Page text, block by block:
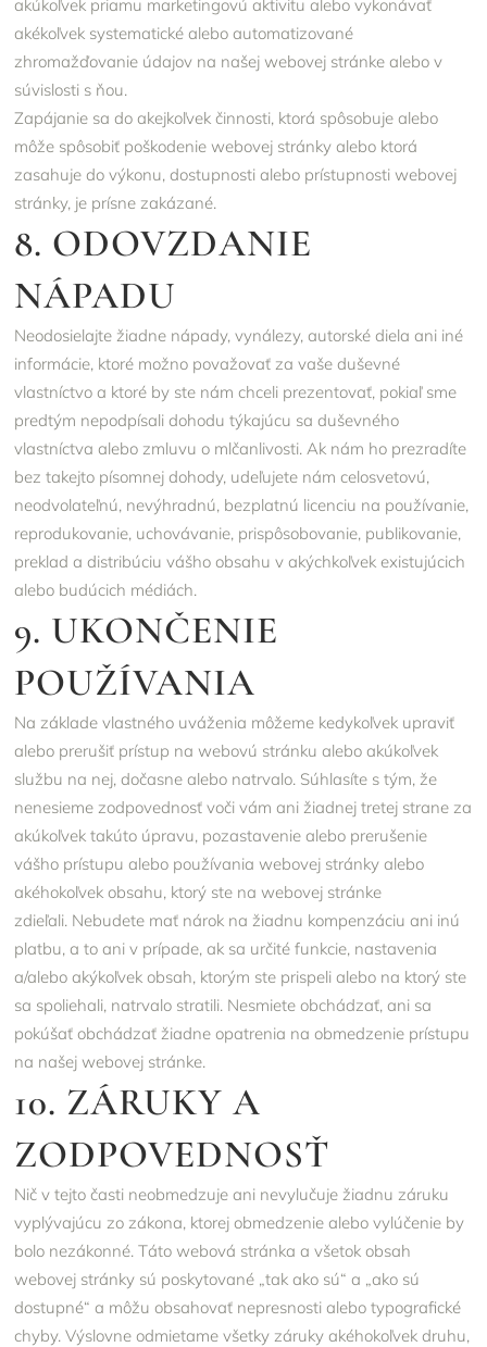
akúkoľvek priamu marketingovú aktivitu alebo vykonávať
akékoľvek systematické alebo automatizované
zhromažďovanie údajov na našej webovej stránke alebo v
súvislosti s ňou.
Zapájanie sa do akejkoľvek činnosti, ktorá spôsobuje alebo
môže spôsobiť poškodenie webovej stránky alebo ktorá
zasahuje do výkonu, dostupnosti alebo prístupnosti webovej
stránky, je prísne zakázané.
8. ODOVZDANIE
NÁPADU
Neodosielajte žiadne nápady, vynálezy, autorské diela ani iné
informácie, ktoré možno považovať za vaše duševné
vlastníctvo a ktoré by ste nám chceli prezentovať, pokiaľ sme
predtým nepodpísali dohodu týkajúcu sa duševného
vlastníctva alebo zmluvu o mlčanlivosti. Ak nám ho prezradíte
bez takejto písomnej dohody, udeľujete nám celosvetovú,
neodvolateľnú, nevýhradnú, bezplatnú licenciu na používanie,
reprodukovanie, uchovávanie, prispôsobovanie, publikovanie,
preklad a distribúciu vášho obsahu v akýchkoľvek existujúcich
alebo budúcich médiách.
9. UKONČENIE
POUŽÍVANIA
Na základe vlastného uváženia môžeme kedykoľvek upraviť
alebo prerušiť prístup na webovú stránku alebo akúkoľvek
službu na nej, dočasne alebo natrvalo. Súhlasíte s tým, že
nenesieme zodpovednosť voči vám ani žiadnej tretej strane za
akúkoľvek takúto úpravu, pozastavenie alebo prerušenie
vášho prístupu alebo používania webovej stránky alebo
akéhokoľvek obsahu, ktorý ste na webovej stránke
zdieľali. Nebudete mať nárok na žiadnu kompenzáciu ani inú
platbu, a to ani v prípade, ak sa určité funkcie, nastavenia
a/alebo akýkoľvek obsah, ktorým ste prispeli alebo na ktorý ste
sa spoliehali, natrvalo stratili. Nesmiete obchádzať, ani sa
pokúšať obchádzať žiadne opatrenia na obmedzenie prístupu
na našej webovej stránke.
10. ZÁRUKY A
ZODPOVEDNOSŤ
Nič v tejto časti neobmedzuje ani nevylučuje žiadnu záruku
vyplývajúcu zo zákona, ktorej obmedzenie alebo vylúčenie by
bolo nezákonné. Táto webová stránka a všetok obsah
webovej stránky sú poskytované „tak ako sú“ a „ako sú
dostupné“ a môžu obsahovať nepresnosti alebo typografické
chyby. Výslovne odmietame všetky záruky akéhokoľvek druhu,